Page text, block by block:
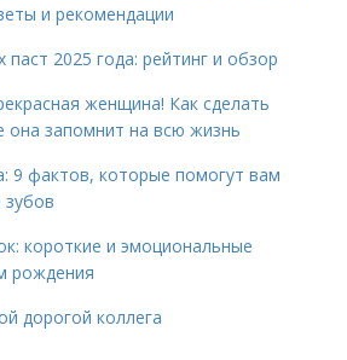
и рекомендации
2025 года: рейтинг и обзор
женщина! Как сделать
она запомнит на всю жизнь
9 фактов, которые помогут вам
зубов
короткие и эмоциональные
рождения
дорогой коллега